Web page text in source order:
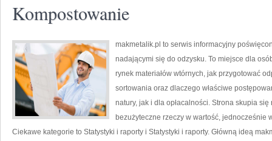
Kompostowanie
makmetalik.pl to serwis informacyjny
nadającymi się do odzysku. To miejsce dla
rynek materiałów wtórnych, jak przygotować
sortowania oraz dlaczego właściwe
natury, jak i dla opłacalności. Strona skupia
bezużyteczne rzeczy w wartość,
Ciekawe kategorie to Statystyki i raporty i Statystyki i raporty. Główną ideą